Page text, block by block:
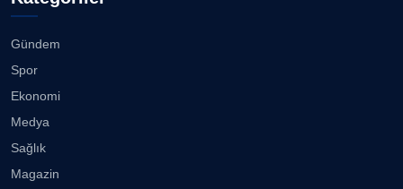
Gündem
Spor
Ekonomi
Medya
Sağlık
Magazin